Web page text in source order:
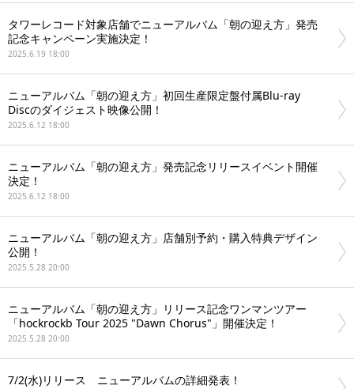
タワーレコード対象店舗でニューアルバム「朝の迎え方」発売
記念キャンペーン実施決定！
2025.6.19 18:00
ニューアルバム「朝の迎え方」初回生産限定盤付属Blu-ray
Discのダイジェスト映像公開！
2025.6.12 18:00
ニューアルバム「朝の迎え方」発売記念リリースイベント開催
決定！
2025.6.12 18:00
ニューアルバム「朝の迎え方」店舗別予約・購入特典デザイン
公開！
2025.5.28 20:00
ニューアルバム「朝の迎え方」リリース記念ワンマンツアー
「hockrockb Tour 2025 "Dawn Chorus"」開催決定！
2025.5.28 20:00
7/2(水)リリース ニューアルバムの詳細発表！